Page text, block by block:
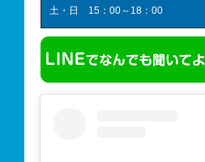
土・日 15：00～18：00